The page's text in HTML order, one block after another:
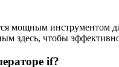
мощным инструментом
здесь, чтобы
if?